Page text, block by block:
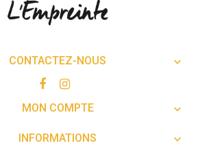
CONTACTEZ-NOUS 
MON COMPTE 
INFORMATIONS 